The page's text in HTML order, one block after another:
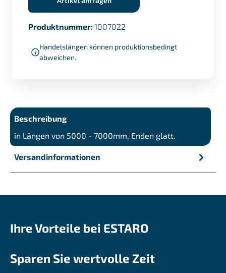
Produktnummer: 1007022
Handelslängen können produktionsbedingt
abweichen.
Beschreibung
in Längen von 5000 - 7000mm, Enden glatt.
Versandinformationen
Ihre Vorteile bei ESTARO
Sparen Sie wertvolle Zeit